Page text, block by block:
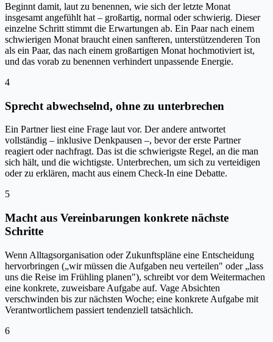
Beginnt damit, laut zu benennen, wie sich der letzte Monat
insgesamt angefühlt hat – großartig, normal oder schwierig. Dieser
einzelne Schritt stimmt die Erwartungen ab. Ein Paar nach einem
schwierigen Monat braucht einen sanfteren, unterstützenderen Ton
als ein Paar, das nach einem großartigen Monat hochmotiviert ist,
und das vorab zu benennen verhindert unpassende Energie.
4
Sprecht abwechselnd, ohne zu unterbrechen
Ein Partner liest eine Frage laut vor. Der andere antwortet
vollständig – inklusive Denkpausen –, bevor der erste Partner
reagiert oder nachfragt. Das ist die schwierigste Regel, an die man
sich hält, und die wichtigste. Unterbrechen, um sich zu verteidigen
oder zu erklären, macht aus einem Check-In eine Debatte.
5
Macht aus Vereinbarungen konkrete nächste
Schritte
Wenn Alltagsorganisation oder Zukunftspläne eine Entscheidung
hervorbringen („wir müssen die Aufgaben neu verteilen" oder „lass
uns die Reise im Frühling planen"), schreibt vor dem Weitermachen
eine konkrete, zuweisbare Aufgabe auf. Vage Absichten
verschwinden bis zur nächsten Woche; eine konkrete Aufgabe mit
Verantwortlichem passiert tendenziell tatsächlich.
6